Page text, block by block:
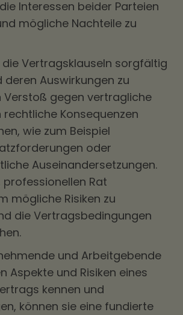
Interessen beider Parteien
mögliche Nachteile zu
die Vertragsklauseln sorgfältig
deren Auswirkungen zu
Verstoß gegen vertragliche
rechtliche Konsequenzen
wie zum Beispiel
oder
Auseinandersetzungen.
professionellen Rat
mögliche Risiken zu
die Vertragsbedingungen
und Arbeitgebende
Aspekte und Risiken eines
kennen und
können sie eine fundierte